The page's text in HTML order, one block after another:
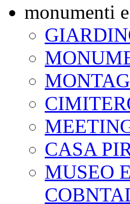
monumenti
CASA
MUSEO